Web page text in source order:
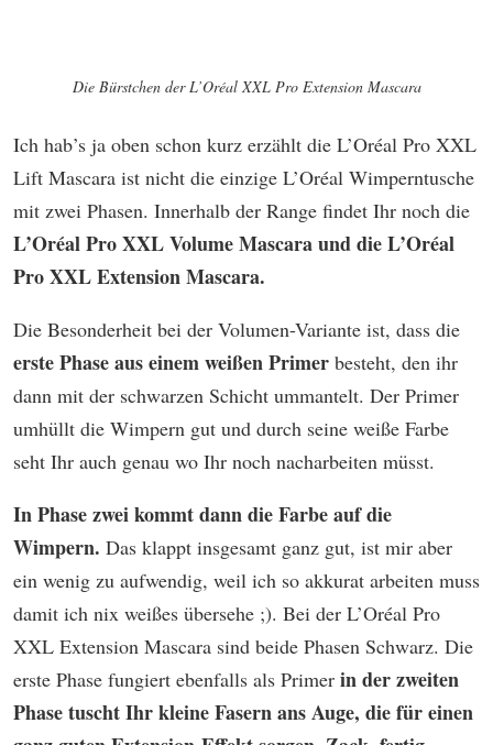
Die Bürstchen der L’Oréal XXL Pro Extension Mascara
Ich hab’s ja oben schon kurz erzählt die L’Oréal Pro XXL
Lift Mascara ist nicht die einzige L’Oréal Wimperntusche
mit zwei Phasen. Innerhalb der Range findet Ihr noch die
L’Oréal Pro XXL Volume Mascara und die L’Oréal
Pro XXL Extension Mascara.
Die Besonderheit bei der Volumen-Variante ist, dass die
erste Phase aus einem weißen Primer besteht, den ihr
dann mit der schwarzen Schicht ummantelt. Der Primer
umhüllt die Wimpern gut und durch seine weiße Farbe
seht Ihr auch genau wo Ihr noch nacharbeiten müsst.
In Phase zwei kommt dann die Farbe auf die
Wimpern. Das klappt insgesamt ganz gut, ist mir aber
ein wenig zu aufwendig, weil ich so akkurat arbeiten muss
damit ich nix weißes übersehe ;). Bei der L’Oréal Pro
XXL Extension Mascara sind beide Phasen Schwarz. Die
erste Phase fungiert ebenfalls als Primer in der zweiten
Phase tuscht Ihr kleine Fasern ans Auge, die für einen